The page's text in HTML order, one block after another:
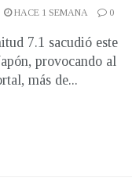
HACE 1 SEMANA 0
7.1 sacudió este
provocando al
más de...